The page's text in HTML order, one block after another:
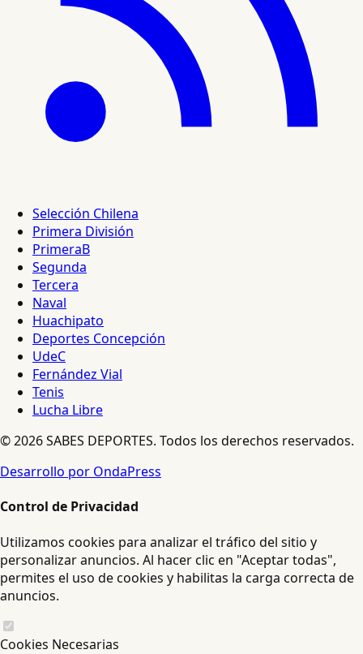
Selección Chilena
Primera División
PrimeraB
Segunda
Tercera
Naval
Huachipato
Deportes Concepción
UdeC
Fernández Vial
Tenis
Lucha Libre
© 2026 SABES DEPORTES. Todos los derechos reservados.
Desarrollo por OndaPress
Control de Privacidad
Utilizamos cookies para analizar el tráfico del sitio y
personalizar anuncios. Al hacer clic en "Aceptar todas",
permites el uso de cookies y habilitas la carga correcta de
anuncios.
Cookies Necesarias